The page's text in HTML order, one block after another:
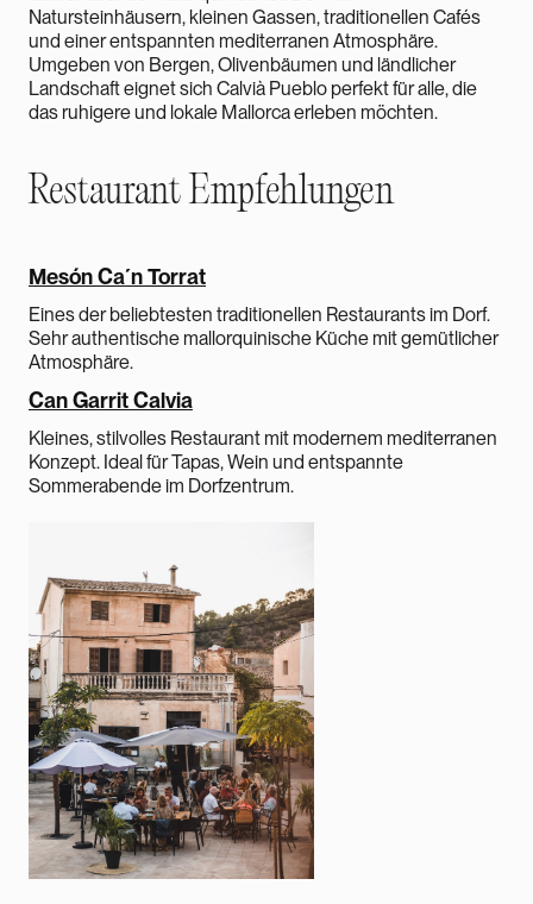
Natursteinhäusern, kleinen Gassen, traditionellen Cafés
und einer entspannten mediterranen Atmosphäre.
Umgeben von Bergen, Olivenbäumen und ländlicher
Landschaft eignet sich Calvià Pueblo perfekt für alle, die
das ruhigere und lokale Mallorca erleben möchten.
Restaurant Empfehlungen
Mesón Ca´n Torrat
Eines der beliebtesten traditionellen Restaurants im Dorf.
Sehr authentische mallorquinische Küche mit gemütlicher
Atmosphäre.
Can Garrit Calvia
Kleines, stilvolles Restaurant mit modernem mediterranen
Konzept. Ideal für Tapas, Wein und entspannte
Sommerabende im Dorfzentrum.